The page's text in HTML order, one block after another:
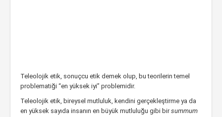
Teleolojik etik, sonuçcu etik demek olup, bu teorilerin temel
problematiği “en yüksek iyi” problemidir.
Teleolojik etik, bireysel mutluluk, kendini gerçekleştirme ya da
en yüksek sayıda insanın en büyük mutluluğu gibi birsummum